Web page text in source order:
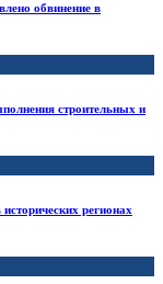
обвинение в
строительных и
регионах